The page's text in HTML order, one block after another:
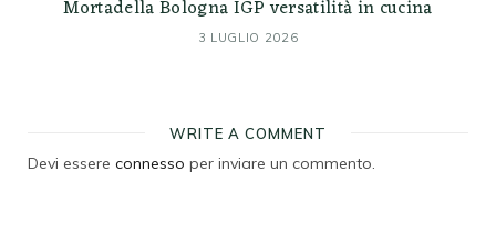
Mortadella Bologna IGP versatilità in cucina
3 LUGLIO 2026
WRITE A COMMENT
Devi essere connesso per inviare un commento.